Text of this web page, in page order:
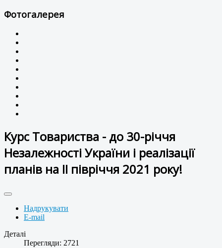
Фотогалерея
Курс Товариства - до 30-річчя
Незалежності України і реалізації
планів на ІІ півріччя 2021 року!
Надрукувати
E-mail
Деталі
Перегляди: 2721